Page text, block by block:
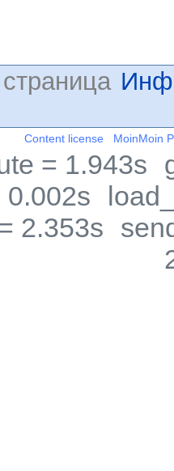
Content license MoinMoin
= 1.943s
0.002s
2.353s